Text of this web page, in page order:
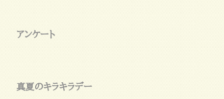
アンケート
真夏のキラキラデー